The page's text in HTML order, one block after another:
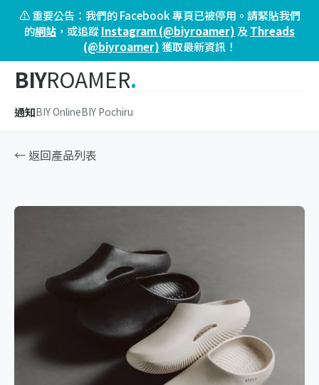
⚠️ 重要公告：我們的 Facebook 專頁已被停用。請緊貼我們
的網站 ，或追蹤Instagram (@biyroamer) 及 Threads
(@biyroamer)獲取最新資訊！
BIYROAMER.
通知BIY OnlineBIY Pochiru
← 返回產品列表